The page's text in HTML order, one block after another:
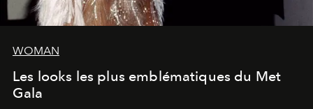
WOMAN
Les looks les plus emblématiques du Met
Gala